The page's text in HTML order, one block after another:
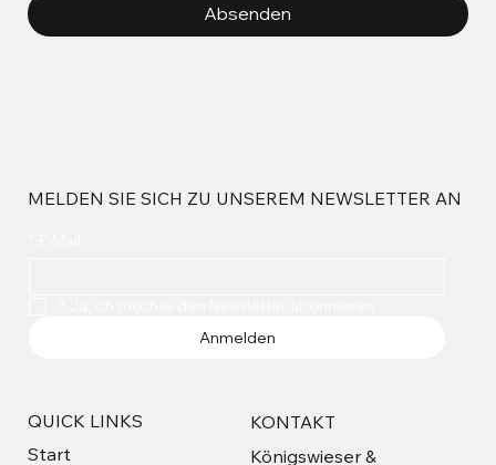
Absenden
MELDEN SIE SICH ZU UNSEREM NEWSLETTER AN
Anmelden
QUICK LINKS
Start
KONTAKT
Königswieser &